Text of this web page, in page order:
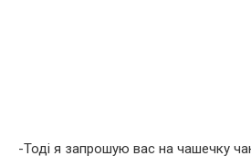
-Тоді я запрошую вас на чашечку